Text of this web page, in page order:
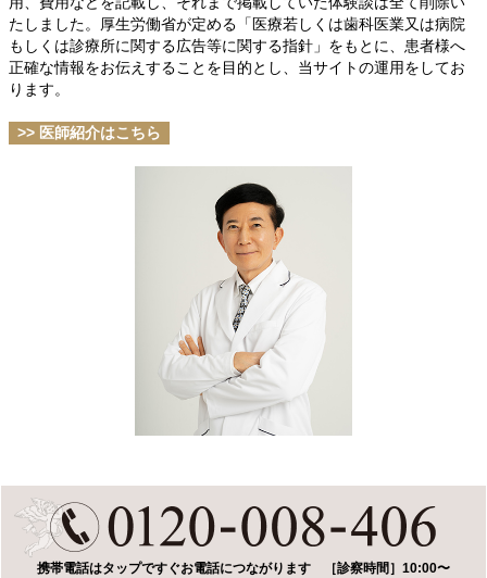
たしました。厚生労働省が定める「医療若しくは歯科医業又は病院
もしくは診療所に関する広告等に関する指針」をもとに、患者様へ
正確な情報をお伝えすることを目的とし、当サイトの運用をしてお
ります。
>> 医師紹介はこちら
携帯電話はタップですぐお電話につながります
［診察時間］10:00〜